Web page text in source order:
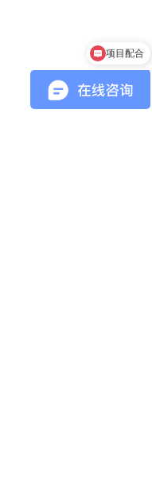
项目配合